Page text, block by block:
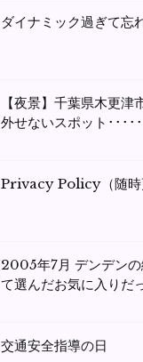
ダイナミック過ぎて忘
【夜景】千葉県木更津
外せないスポット････
Privacy Policy（随時
2005年7月 デンデン
て選んだお気に入りだ
交通安全指導の日